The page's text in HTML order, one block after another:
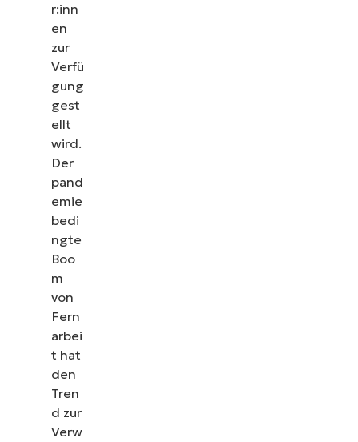
r:inn
en
zur
Verfü
gung
gest
ellt
wird.
Der
pand
emie
bedi
ngte
Boo
m
von
Fern
arbei
t hat
den
Tren
d zur
Verw